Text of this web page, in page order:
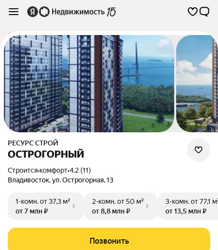
РЕСУРС СТРОЙ
ОСТРОГОРНЫЙ
Строится•комфорт•4.2 (11)
Владивосток,ул. Острогорная,13
1-комн.от 37,3 м²
от 7 млн ₽
2-комн.от 50 м²
от 8,8 млн ₽
3-комн.от 77,1
от 13,5 млн ₽
Позвонить